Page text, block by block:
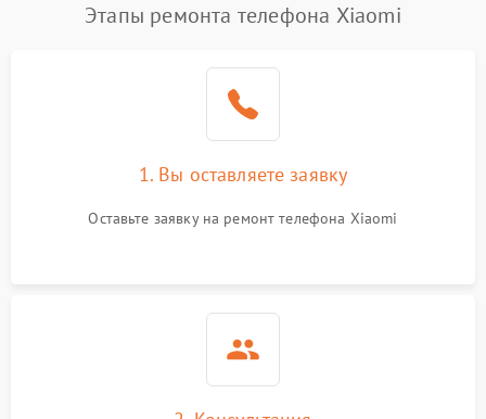
Не работает Face ID 4000 ₽ Подробнее →
Этапы ремонта телефона Xiaomi
1. Вы оставляете заявку
Оставьте заявку на ремонт телефона Xiaomi